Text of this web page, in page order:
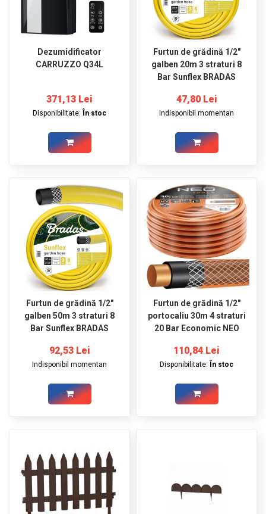
Dezumidificator
CARRUZZO Q34L
371,13 Lei
Disponibilitate: În stoc
Furtun de grădină 1/2"
galben 20m 3 straturi 8
Bar Sunflex BRADAS
47,80 Lei
Indisponibil momentan
Furtun de grădină 1/2"
galben 50m 3 straturi 8
Bar Sunflex BRADAS
92,53 Lei
Indisponibil momentan
Furtun de grădină 1/2"
portocaliu 30m 4 straturi
20 Bar Economic NEO
110,84 Lei
Disponibilitate: În stoc